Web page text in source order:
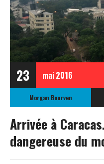
23 mai2016
Morgan Bourven
Arrivée à
dangereuse du